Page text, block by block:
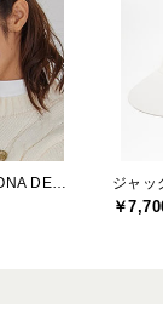
￥